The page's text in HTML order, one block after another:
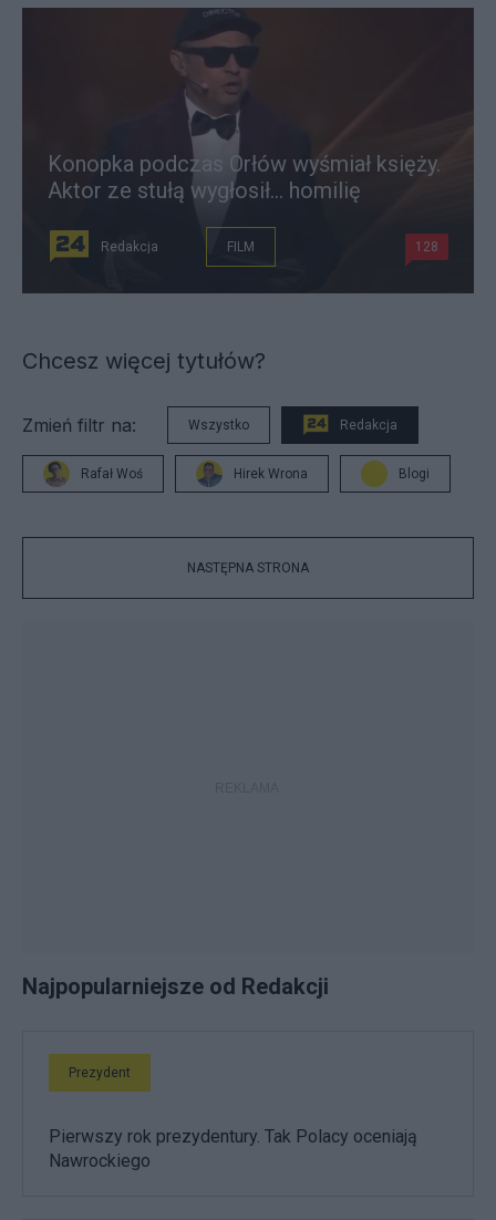
Konopka podczas Orłów wyśmiał księży.
Aktor ze stułą wygłosił... homilię
Redakcja FILM 128
Chcesz więcej tytułów?
Zmień filtr na: Wszystko Redakcja
Rafał Woś Hirek Wrona Blogi
NASTĘPNA STRONA
Najpopularniejsze od Redakcji
Prezydent
Pierwszy rok prezydentury. Tak Polacy oceniają
Nawrockiego